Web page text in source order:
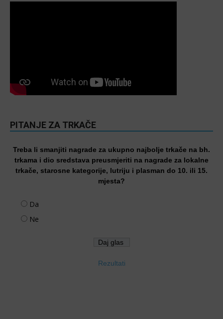
PITANJE ZA TRKAČE
Treba li smanjiti nagrade za ukupno najbolje trkače na bh.
trkama i dio sredstava preusmjeriti na nagrade za lokalne
trkače, starosne kategorije, lutriju i plasman do 10. ili 15.
mjesta?
Da
Ne
Rezultati